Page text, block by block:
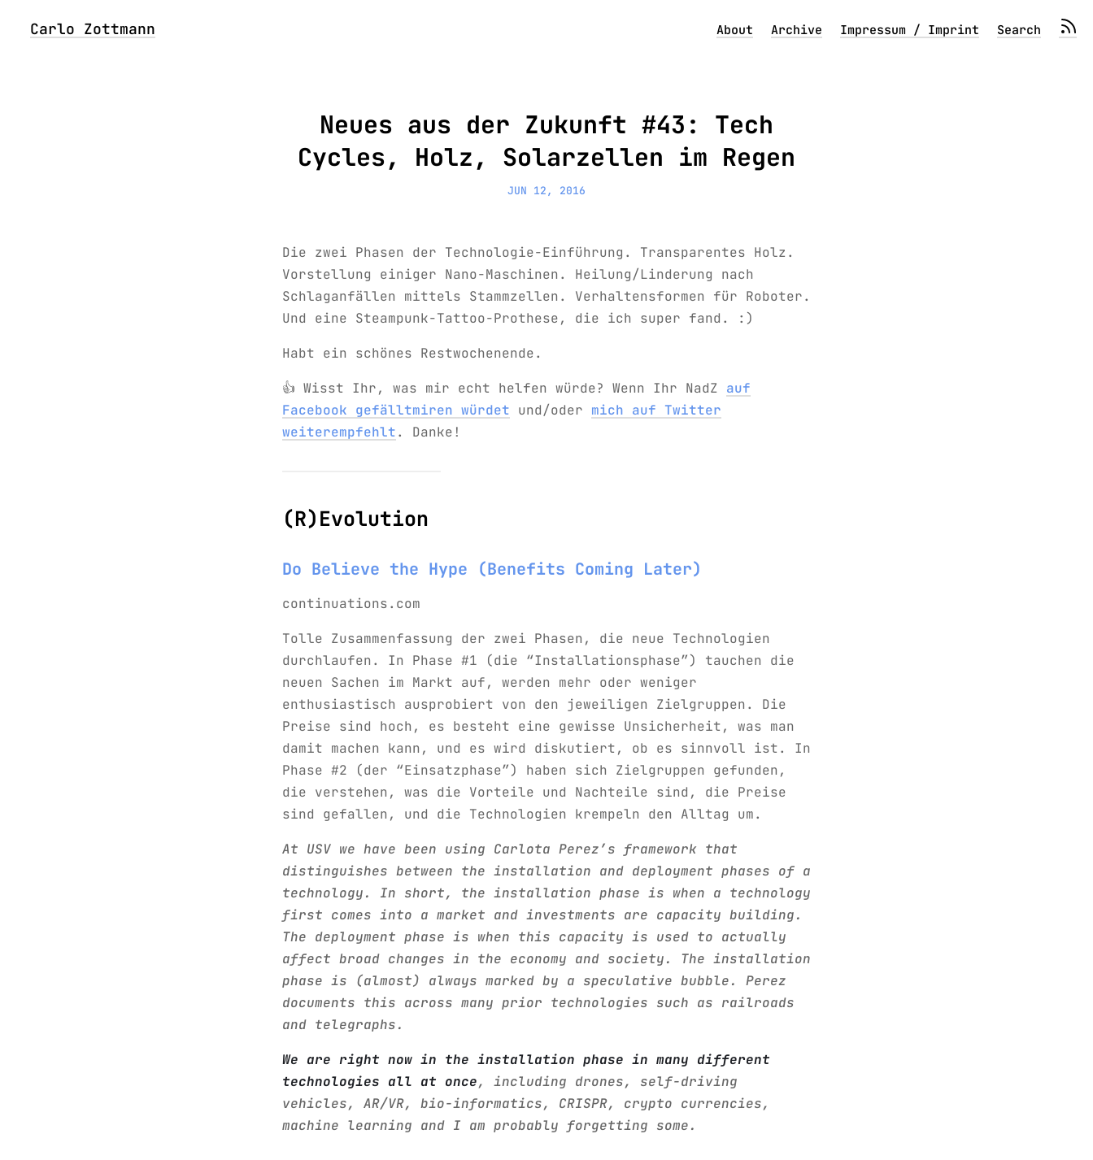
Carlo Zottmann About Archive Impressum / Imprint Search
Neues aus der Zukunft #43: Tech
Cycles, Holz, Solarzellen im Regen
JUN 12, 2016
Die zwei Phasen der Technologie-Einführung. Transparentes Holz.
Vorstellung einiger Nano-Maschinen. Heilung/Linderung nach
Schlaganfällen mittels Stammzellen. Verhaltensformen für Roboter.
Und eine Steampunk-Tattoo-Prothese, die ich super fand. :)
Habt ein schönes Restwochenende.
👍 Wisst Ihr, was mir echt helfen würde? Wenn Ihr NadZ auf
Facebook gefälltmiren würdet und/oder mich auf Twitter
weiterempfehlt. Danke!
(R)Evolution
Do Believe the Hype (Benefits Coming Later)
continuations.com
Tolle Zusammenfassung der zwei Phasen, die neue Technologien
durchlaufen. In Phase #1 (die “Installationsphase”) tauchen die
neuen Sachen im Markt auf, werden mehr oder weniger
enthusiastisch ausprobiert von den jeweiligen Zielgruppen. Die
Preise sind hoch, es besteht eine gewisse Unsicherheit, was man
damit machen kann, und es wird diskutiert, ob es sinnvoll ist. In
Phase #2 (der “Einsatzphase”) haben sich Zielgruppen gefunden,
die verstehen, was die Vorteile und Nachteile sind, die Preise
sind gefallen, und die Technologien krempeln den Alltag um.
At USV we have been using Carlota Perez’s framework that
distinguishes between the installation and deployment phases of a
technology. In short, the installation phase is when a technology
first comes into a market and investments are capacity building.
The deployment phase is when this capacity is used to actually
affect broad changes in the economy and society. The installation
phase is (almost) always marked by a speculative bubble. Perez
documents this across many prior technologies such as railroads
and telegraphs.
We are right now in the installation phase in many different
technologies all at once, including drones, self-driving
vehicles, AR/VR, bio-informatics, CRISPR, crypto currencies,
machine learning and I am probably forgetting some.